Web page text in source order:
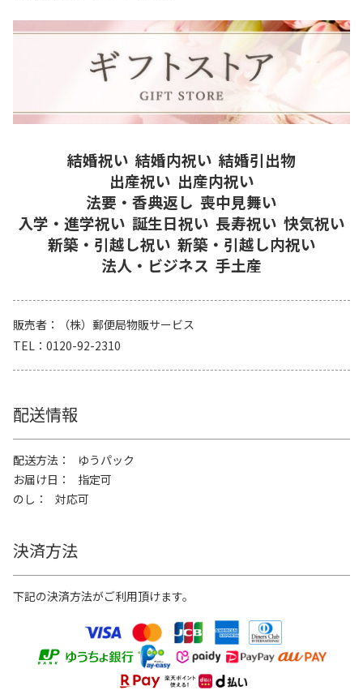
結婚祝い 結婚内祝い 結婚引出物
出産祝い 出産内祝い
法要・香典返し 喪中見舞い
入学・進学祝い 誕生日祝い 長寿祝い 快気祝い
新築・引越し祝い 新築・引越し内祝い
法人・ビジネス 手土産
販売者
（株）郵便局物販サービス
TEL
0120-92-2310
配送情報
配送方法
ゆうパック
お届け日
指定可
のし
対応可
決済方法
下記の決済方法がご利用頂けます。